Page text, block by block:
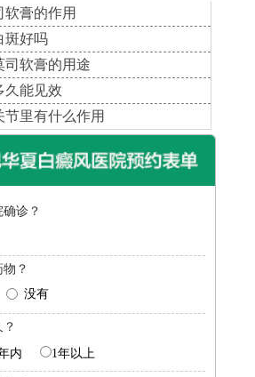
膏的作用
斑好吗
司软膏的用途
久能见效
里有什么作用
诊？
？
没有
内 1年以上